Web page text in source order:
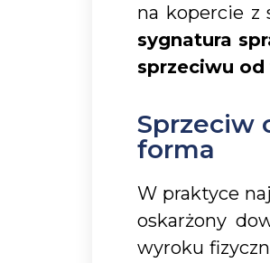
na kopercie z
sygnatura
sprzeciwu
Sprzeciw
forma
W praktyce
oskarżony
wyroku